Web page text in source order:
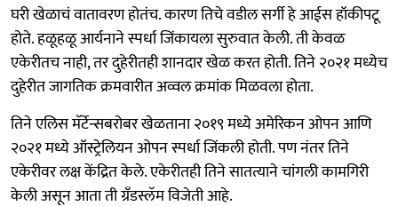
घरी खेळाचं वातावरण होतंच. कारण तिचे वडील सर्गी हे आईस हॉकीपटू
होते. हळूहळू आर्यनाने स्पर्धा जिंकायला सुरुवात केली. ती केवळ
एकेरीतच नाही, तर दुहेरीतही शानदार खेळ करत होती. तिने २०२१ मध्येच
दुहेरीत जागतिक क्रमवारीत अव्वल क्रमांक मिळवला होता.
तिने एलिस मॅर्टेन्सबरोबर खेळताना २०१९ मध्ये अमेरिकन ओपन आणि
२०२१ मध्ये ऑस्ट्रेलियन ओपन स्पर्धा जिंकली होती. पण नंतर तिने
एकेरीवर लक्ष केंद्रित केले. एकेरीतही तिने सातत्याने चांगली कामगिरी
केली असून आता ती ग्रँडस्लॅम विजेती आहे.